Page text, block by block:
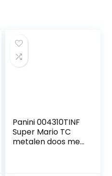
Panini 004310TINF
Super Mario TC
metalen doos met